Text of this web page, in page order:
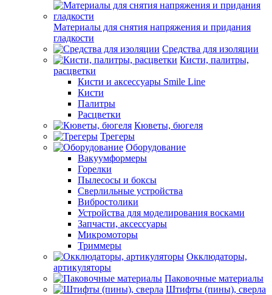
Материалы для снятия напряжения и придания
гладкости
Средства для изоляции
Кисти, палитры,
расцветки
Кисти и аксессуары Smile Line
Кисти
Палитры
Расцветки
Кюветы, бюгеля
Трегеры
Оборудование
Вакуумформеры
Горелки
Пылесосы и боксы
Сверлильные устройства
Вибростолики
Устройства для моделирования восками
Запчасти, аксессуары
Микромоторы
Триммеры
Окклюдаторы,
артикуляторы
Паковочные материалы
Штифты (пины), сверла